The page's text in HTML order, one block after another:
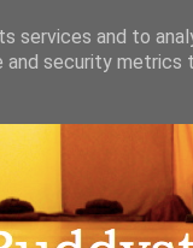
services and to
security